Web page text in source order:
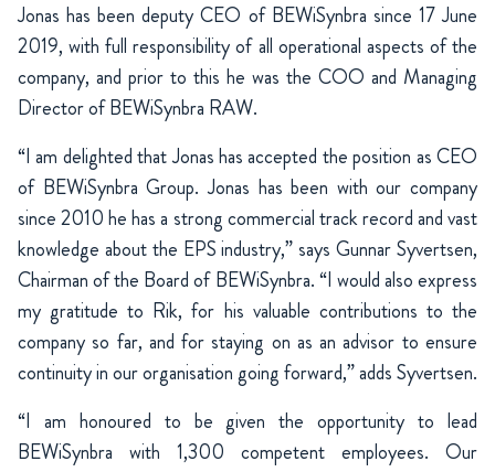
Jonas has been deputy CEO of BEWiSynbra since 17 June
2019, with full responsibility of all operational aspects of the
company, and prior to this he was the COO and Managing
Director of BEWiSynbra RAW.
“I am delighted that Jonas has accepted the position as CEO
of BEWiSynbra Group. Jonas has been with our company
since 2010 he has a strong commercial track record and vast
knowledge about the EPS industry,” says Gunnar Syvertsen,
Chairman of the Board of BEWiSynbra. “I would also express
my gratitude to Rik, for his valuable contributions to the
company so far, and for staying on as an advisor to ensure
continuity in our organisation going forward,” adds Syvertsen.
“I am honoured to be given the opportunity to lead
BEWiSynbra with 1,300 competent employees. Our